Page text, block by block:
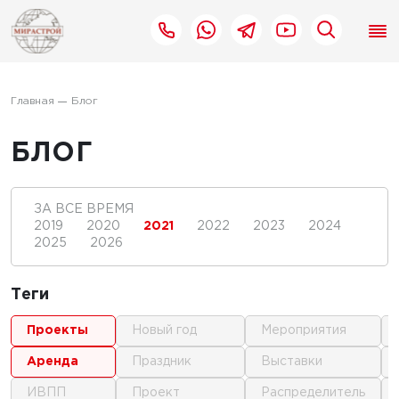
Главная Блог
БЛОГ
ЗА ВСЕ ВРЕМЯ
2019
2020 2021 2022 2023
2024
2025
2026
Теги
проекты
аренда
ИВПП
новый год
праздник
проект
мероприятия
выставки
распределитель